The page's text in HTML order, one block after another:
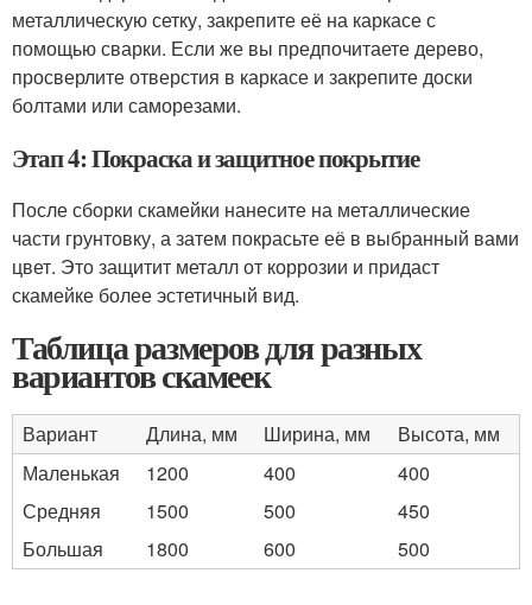
металлическую сетку, закрепите её на каркасе с
помощью сварки. Если же вы предпочитаете дерево,
просверлите отверстия в каркасе и закрепите доски
болтами или саморезами.
Этап 4: Покраска и защитное покрытие
После сборки скамейки нанесите на металлические
части грунтовку, а затем покрасьте её в выбранный вами
цвет. Это защитит металл от коррозии и придаст
скамейке более эстетичный вид.
Таблица размеров для разных
вариантов скамеек
Вариант Длина, мм Ширина, мм
Высота, мм
Маленькая
1200 400
400
Средняя
1500 500
450
Большая
1800 600 500